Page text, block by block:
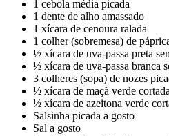
1 cebola média picada
1 dente de alho amassado
1 xícara de cenoura ralada
1 colher (sobremesa) de
½ xícara de uva-passa preta
½ xícara de uva-passa branca
3 colheres (sopa) de nozes
½ xícara de maçã verde
½ xícara de azeitona verde
Salsinha picada a gosto
Sal a gosto